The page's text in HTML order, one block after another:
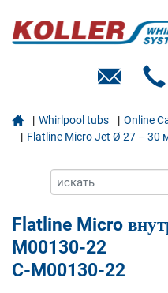
 Whirlpool tubs Online
Flatline Micro Jet Ø 27 – 30
Flatline Micro
M00130-22
C-M00130-22